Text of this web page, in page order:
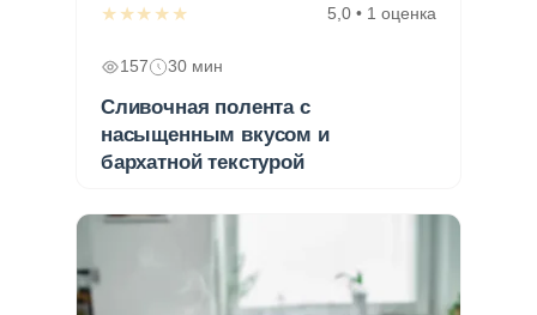
★★★★★ 5,0 • 1 оценка
157 30 мин
Сливочная полента с
насыщенным вкусом и
бархатной текстурой